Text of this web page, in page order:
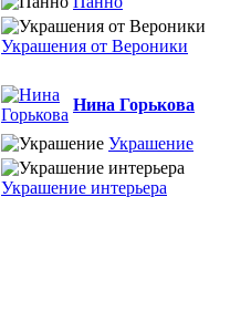
Украшения от Вероники
Нина Горькова
Украшение
Украшение интерьера